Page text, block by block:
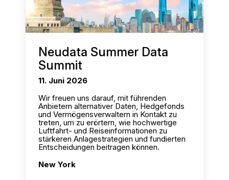
Neudata Summer Data
Summit
11. Juni 2026
Wir freuen uns darauf, mit führenden
Anbietern alternativer Daten, Hedgefonds
und Vermögensverwaltern in Kontakt zu
treten, um zu erörtern, wie hochwertige
Luftfahrt- und Reiseinformationen zu
stärkeren Anlagestrategien und fundierten
Entscheidungen beitragen können.
New York